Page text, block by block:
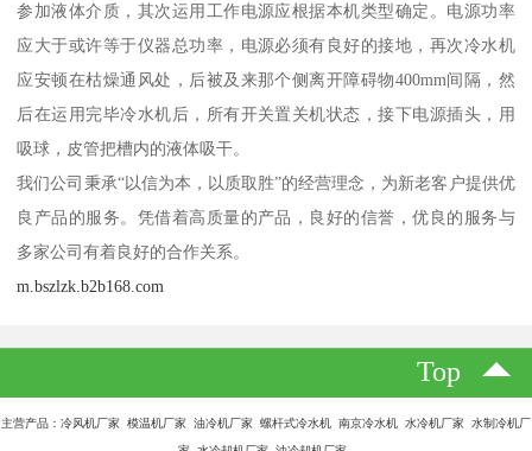
参加液体介质，其次运用工作电源应根据本机类型确定。电源功率
应大于或许等于仪器总功率，电源必须有良好的接地，再次冷水机
应安顿在枯燥通风处，后被及来那个侧离开障碍物400mm间隔，然
后在运用完毕冷水机后，所有开关置关机状态，接下电源插头，用
吸球，皮管把槽内的液体吸干。
我们公司秉承“以信为本，以质取胜”的经营理念，为新老客户提供优
良产品的服务。凭借着高质量的产品，良好的信誉，优良的服务与
多家公司有着良好的合作关系。
m.bszlzk.b2b168.com
Top
主营产品：冷风机厂家 模温机厂家 油冷机厂家 螺杆式冷水机 南京冷水机 水冷机厂家 水制冷机厂